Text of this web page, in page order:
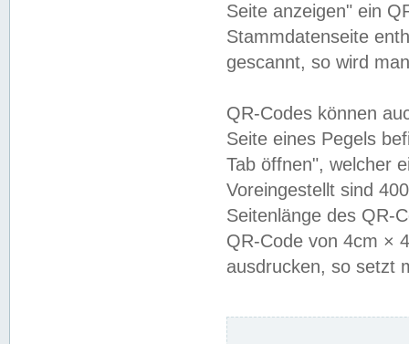
Seite anzeigen" ein
Stammdatenseite
gescannt, so wird
QR-Codes können
Seite eines Pegels
Tab öffnen", welcher
Voreingestellt sind
Seitenlänge des QR-
QR-Code von 4cm ×
ausdrucken, so setzt